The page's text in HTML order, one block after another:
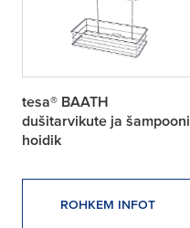
tesa® BAATH
dušitarvikute ja šampooni
hoidik
ROHKEM INFOT